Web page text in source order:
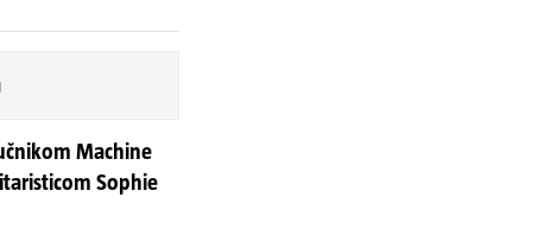
Machine
Sophie